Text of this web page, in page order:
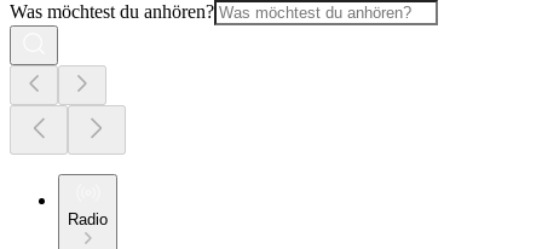
Was möchtest du anhören?
Radio